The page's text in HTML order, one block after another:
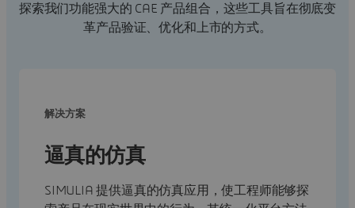
探索我们功能强大的 CAE 产品组合，这些工具旨在彻底变
革产品验证、优化和上市的方式。
解决方案
逼真的仿真
SIMULIA 提供逼真的仿真应用，使工程师能够探